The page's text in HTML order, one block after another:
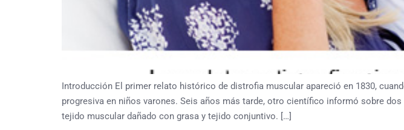
Introducción El primer relato histórico de distrofia muscular apareció en 1830,
progresiva en niños varones. Seis años más tarde, otro científico informó sobre
tejido muscular dañado con grasa y tejido conjuntivo. […]